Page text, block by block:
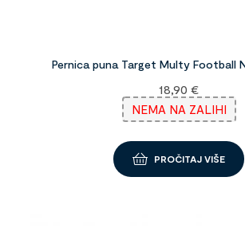
Pernica puna Target Multy Football
18,90 €
NEMA NA ZALIHI
PROČITAJ VIŠE